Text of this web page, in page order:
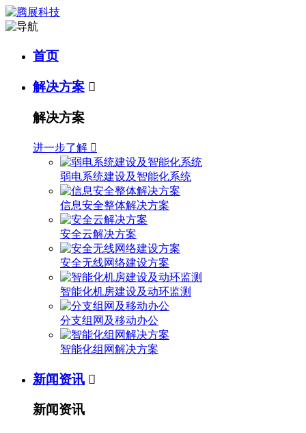
首页
解决方案 
解决方案
进一步了解 
弱电系统建设及智能化系统
信息安全整体解决方案
安全云解决方案
安全无线网络建设方案
智能化机房建设及动环监测
分支组网及移动办公
智能化组网解决方案
新闻资讯 
新闻资讯